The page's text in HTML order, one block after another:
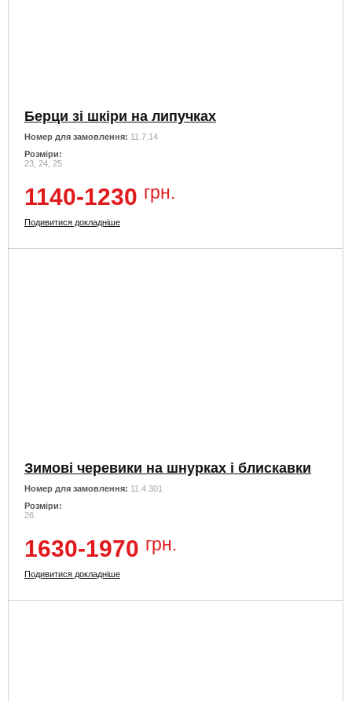
Берци зі шкіри на липучках
Номер для замовлення: 11.7.14
Розміри:
23, 24, 25
1140-1230 грн.
Подивитися докладніше
Зимові черевики на шнурках і блискавки
Номер для замовлення: 11.4.301
Розміри:
26
1630-1970 грн.
Подивитися докладніше